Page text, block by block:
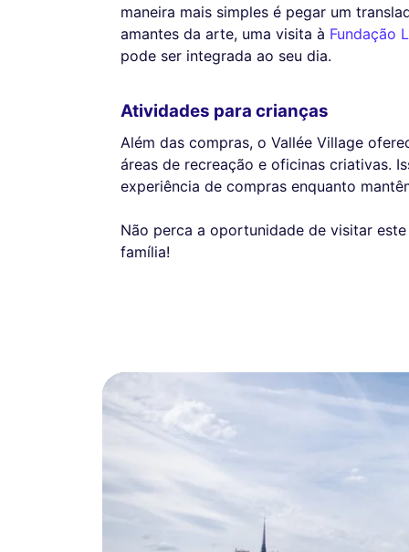
maneira mais simples é pegar um
amantes da arte, uma visita à Fundação
pode ser integrada ao seu dia.
Atividades para crianças
Além das compras, o Vallée Village
áreas de recreação e oficinas criativas.
experiência de compras enquanto
Não perca a oportunidade de visitar
família!